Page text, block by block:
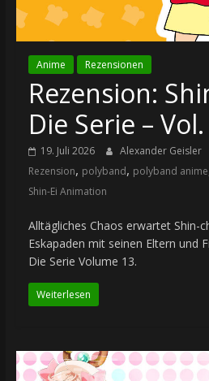
Anime Rezensionen
Rezension:
Die Serie –
19. Juli 2026 Alexander Geisler
Rezension, polyband, polyband anime
Shin-Ei Animation
Alltägliches Chaos erwartet Shin-
Eskapaden mit seinen Eltern und
Die Serie Volume 13.
Weiterlesen